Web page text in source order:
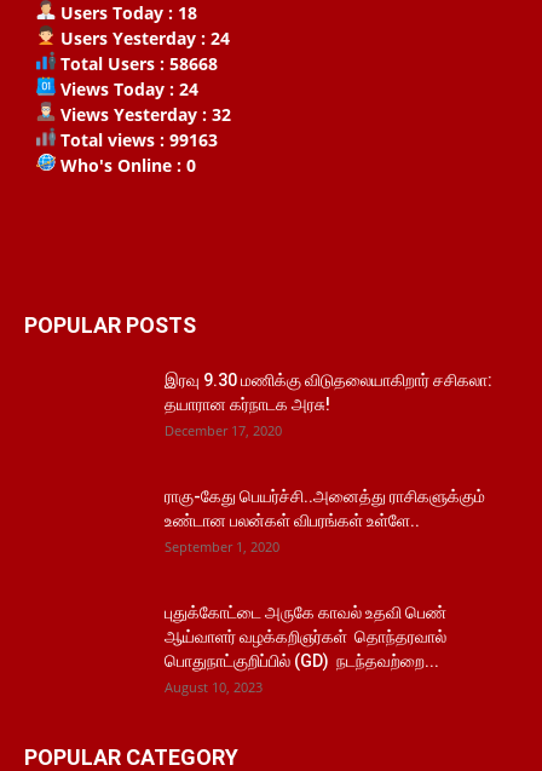
Users Today : 18
Users Yesterday : 24
Total Users : 58668
Views Today : 24
Views Yesterday : 32
Total views : 99163
Who's Online : 0
POPULAR POSTS
இரவு 9.30 மணிக்கு விடுதலையாகிறார் சசிகலா:
தயாரான கர்நாடக அரசு!
December 17, 2020
ராகு-கேது பெயர்ச்சி..அனைத்து ராசிகளுக்கும்
உண்டான பலன்கள் விபரங்கள் உள்ளே..
September 1, 2020
புதுக்கோட்டை அருகே காவல் உதவி பெண்
ஆய்வாளர் வழக்கறிஞர்கள் தொந்தரவால்
பொதுநாட்குறிப்பில் (GD) நடந்தவற்றை...
August 10, 2023
POPULAR CATEGORY